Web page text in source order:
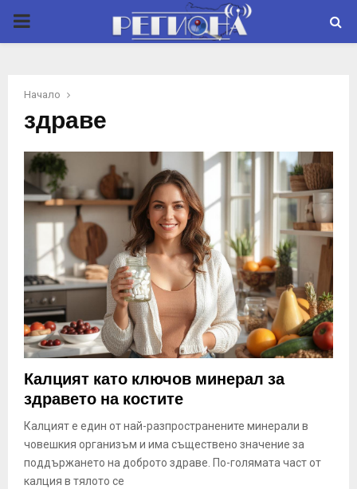
P
M
A
Y
M
N
U
Начало
здраве
Калцият като ключов минерал за
здравето на костите
Калцият е един от най-разпространените минерали в
човешкия организъм и има съществено значение за
поддържането на доброто здраве. По-голямата част от
калция в тялото се